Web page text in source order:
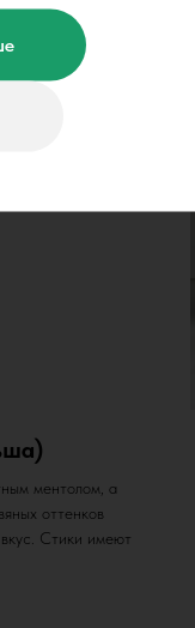
ментолом, а
оттенков
Стики имеют